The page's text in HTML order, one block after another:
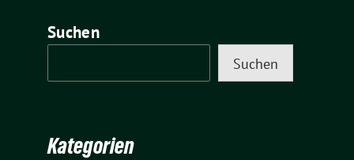
Suchen
Suchen
Kategorien